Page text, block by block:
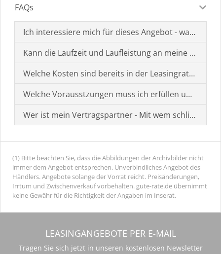
FAQs
Ich interessiere mich für dieses Angebot - was muss
Kann die Laufzeit und Laufleistung an meine
Welche Kosten sind bereits in der Leasingrate
Welche Vorausstzungen muss ich erfüllen um einen
Wer ist mein Vertragspartner - Mit wem schließe ich
(1) Bitte beachten Sie, dass die Abbildungen der Archivbilder nicht
immer dem Angebot entsprechen. Unverbindliches Angebot des
Händlers. Angebote solange der Vorrat reicht. Preisänderungen,
Irrtum und Zwischenverkauf vorbehalten. gute-rate.de übernimmt
keine Gewähr für die Richtigkeit der Angaben im Inserat.
LEASINGANGEBOTE PER E-MAIL
Tragen Sie sich jetzt in unseren kostenlosen Newsletter